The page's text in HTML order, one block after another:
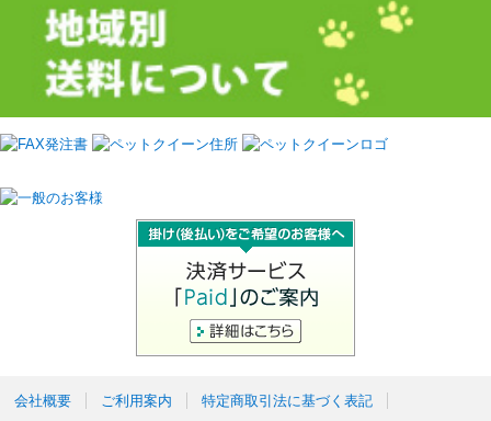
会社概要 ご利用案内 特定商取引法に基づく表記